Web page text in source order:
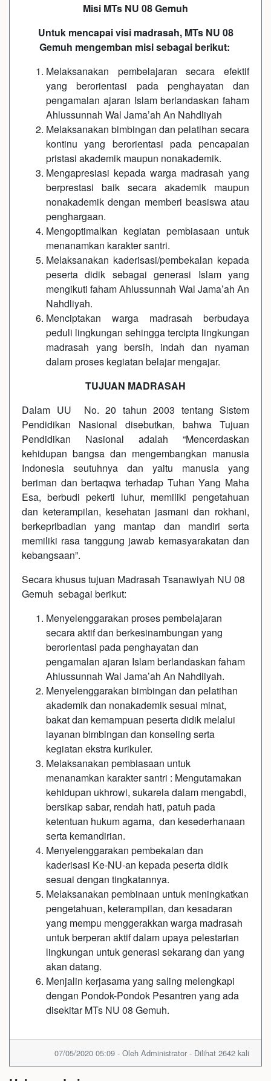
Misi MTs NU 08 Gemuh
Untuk mencapai visi madrasah, MTs NU 08
Gemuh mengemban misi sebagai berikut:
Melaksanakan pembelajaran secara efektif
yang berorientasi pada penghayatan dan
pengamalan ajaran Islam berlandaskan faham
Ahlussunnah Wal Jama’ah An Nahdliyah
Melaksanakan bimbingan dan pelatihan secara
kontinu yang berorientasi pada pencapaian
pristasi akademik maupun nonakademik.
Mengapresiasi kepada warga madrasah yang
berprestasi baik secara akademik maupun
nonakademik dengan memberi beasiswa atau
penghargaan.
Mengoptimalkan kegiatan pembiasaan untuk
menanamkan karakter santri.
Melaksanakan kaderisasi/pembekalan kepada
peserta didik sebagai generasi Islam yang
mengikuti faham Ahlussunnah Wal Jama’ah An
Nahdliyah.
Menciptakan warga madrasah berbudaya
peduli lingkungan sehingga tercipta lingkungan
madrasah yang bersih, indah dan nyaman
dalam proses kegiatan belajar mengajar.
TUJUAN MADRASAH
Dalam UU No. 20 tahun 2003 tentang Sistem
Pendidikan Nasional disebutkan, bahwa Tujuan
Pendidikan Nasional adalah “Mencerdaskan
kehidupan bangsa dan mengembangkan manusia
Indonesia seutuhnya dan yaitu manusia yang
beriman dan bertaqwa terhadap Tuhan Yang Maha
Esa, berbudi pekerti luhur, memiliki pengetahuan
dan keterampilan, kesehatan jasmani dan rokhani,
berkepribadian yang mantap dan mandiri serta
memiliki rasa tanggung jawab kemasyarakatan dan
kebangsaan”.
Secara khusus tujuan Madrasah Tsanawiyah NU 08
Gemuh sebagai berikut:
Menyelenggarakan proses pembelajaran
secara aktif dan berkesinambungan yang
berorientasi pada penghayatan dan
pengamalan ajaran Islam berlandaskan faham
Ahlussunnah Wal Jama’ah An Nahdliyah.
Menyelenggarakan bimbingan dan pelatihan
akademik dan nonakademik sesuai minat,
bakat dan kemampuan peserta didik melalui
layanan bimbingan dan konseling serta
kegiatan ekstra kurikuler.
Melaksanakan pembiasaan untuk
menanamkan karakter santri : Mengutamakan
kehidupan ukhrowi, sukarela dalam mengabdi,
bersikap sabar, rendah hati, patuh pada
ketentuan hukum agama, dan kesederhanaan
serta kemandirian.
Menyelenggarakan pembekalan dan
kaderisasi Ke-NU-an kepada peserta didik
sesuai dengan tingkatannya.
Melaksanakan pembinaan untuk meningkatkan
pengetahuan, keterampilan, dan kesadaran
yang mempu menggerakkan warga madrasah
untuk berperan aktif dalam upaya pelestarian
lingkungan untuk generasi sekarang dan yang
akan datang.
Menjalin kerjasama yang saling melengkapi
dengan Pondok-Pondok Pesantren yang ada
disekitar MTs NU 08 Gemuh.
07/05/2020 05:09 - Oleh Administrator - Dilihat 2642 kali